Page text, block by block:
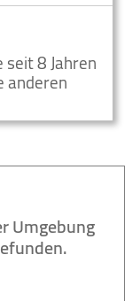
8 Jahren
anderen
Umgebung